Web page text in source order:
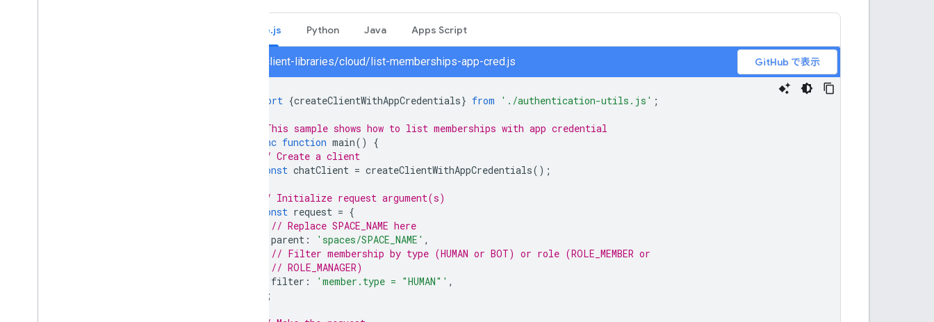
Node.js Python Java Apps Script
chat/client-libraries/cloud/list-memberships-app-cred.js GitHub で表示
import {createClientWithAppCredentials} from './authentication-utils.js' ;
// This sample shows how to list memberships with app credential
async function main()
{
// Create a client
const chatClient = createClientWithAppCredentials();
// Initialize request argument(s)
const request = {
// Replace SPACE_NAME here
parent : 'spaces/SPACE_NAME' ,
// Filter membership by type (HUMAN or BOT) or role (ROLE_MEMBER or
// ROLE_MANAGER)
filter : 'member.type = "HUMAN"' ,
};